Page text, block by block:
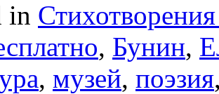
in
, Бунин,
, музей, поэзия